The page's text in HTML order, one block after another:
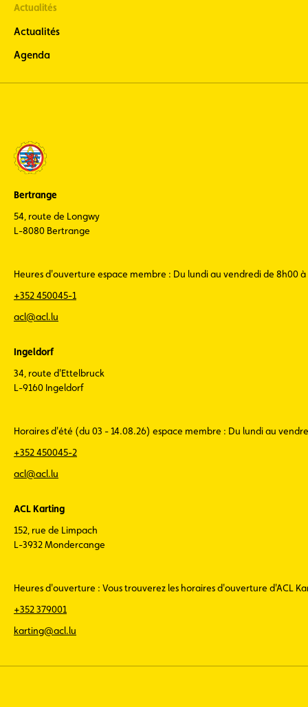
Actualités
Actualités
Agenda
Bertrange
54, route de Longwy
L-8080 Bertrange
Heures d'ouverture espace membre : Du lundi au vendredi de 8h00 à
+352 450045-1
acl@acl.lu
Ingeldorf
34, route d'Ettelbruck
L-9160 Ingeldorf
Horaires d'été (du 03 - 14.08.26) espace membre : Du lundi au
+352 450045-2
acl@acl.lu
ACL Karting
152, rue de Limpach
L-3932 Mondercange
Heures d'ouverture : Vous trouverez les horaires d'ouverture d'ACL
+352 379001
karting@acl.lu